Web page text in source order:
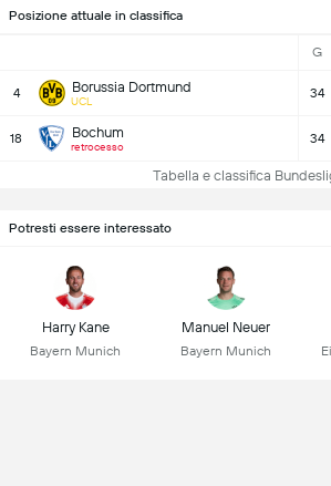
Posizione attuale in classifica
G
4 Borussia Dortmund
UCL
34
18 Bochum
retrocesso
34
Tabella e classifica
Potresti essere interessato
Harry Kane
Bayern Munich
Manuel Neuer
Bayern Munich